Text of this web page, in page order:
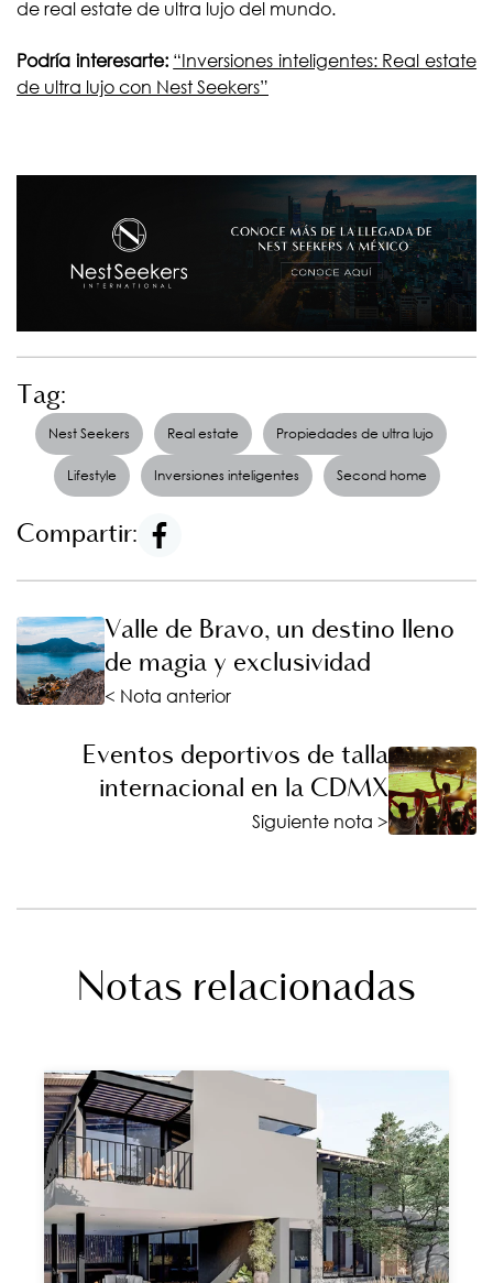
de real estate de ultra lujo del mundo.
Podría interesarte: “Inversiones inteligentes: Real estate
de ultra lujo con Nest Seekers”
Tag:
Nest Seekers Real estate Propiedades de ultra lujo
Lifestyle Inversiones inteligentes Second home
Compartir:
Valle de Bravo, un destino lleno
de magia y exclusividad
< Nota anterior
Eventos deportivos de talla
internacional en la CDMX
Siguiente nota >
Notas relacionadas